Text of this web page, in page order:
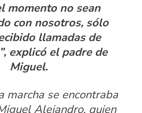
momento no sean
con nosotros, sólo
llamadas de
explicó el padre de
Miguel.
marcha se encontraba
Alejandro, quien